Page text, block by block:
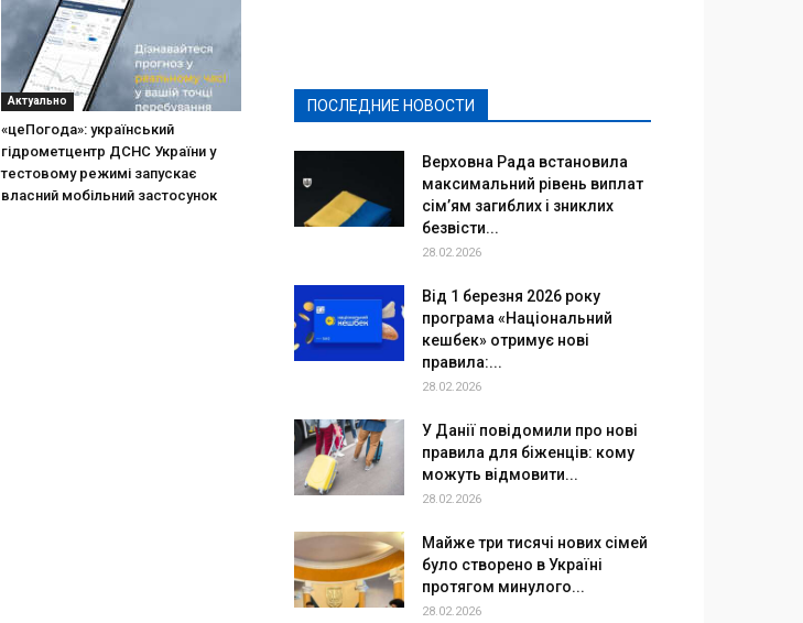
Актуально
«цеПогода»: український
гідрометцентр ДСНС України у
тестовому режимі запускає
власний мобільний застосунок
ПОСЛЕДНИЕ НОВОСТИ
Верховна Рада встановила
максимальний рівень виплат
сім’ям загиблих і зниклих
безвісти...
28.02.2026
Від 1 березня 2026 року
програма «Національний
кешбек» отримує нові
правила:...
28.02.2026
У Данії повідомили про нові
правила для біженців: кому
можуть відмовити...
28.02.2026
Майже три тисячі нових сімей
було створено в Україні
протягом минулого...
28.02.2026